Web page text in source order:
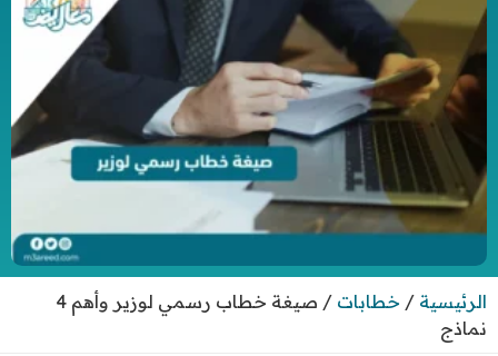
الرئيسية / خطابات /
صيغة خطاب رسمي لوزير وأهم 4
نماذج